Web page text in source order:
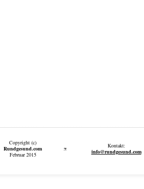
Copyright (c)
Rundgesund.com
Februar 2015
π
Kontakt:
info@rundgesund.com